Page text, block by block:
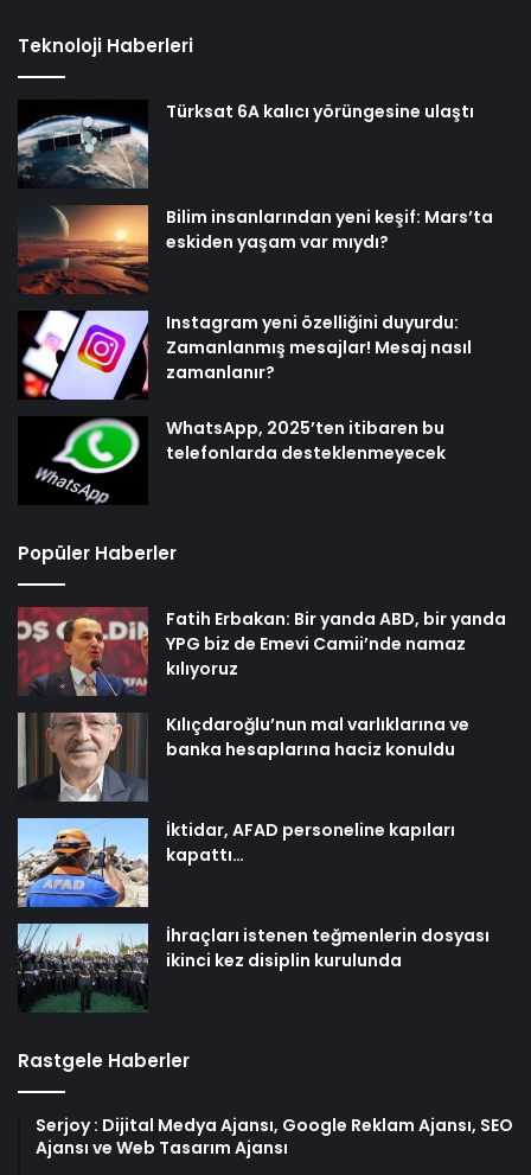
Teknoloji Haberleri
Türksat 6A kalıcı yörüngesine ulaştı
Bilim insanlarından yeni keşif: Mars’ta
eskiden yaşam var mıydı?
Instagram yeni özelliğini duyurdu:
Zamanlanmış mesajlar! Mesaj nasıl
zamanlanır?
WhatsApp, 2025’ten itibaren bu
telefonlarda desteklenmeyecek
Popüler Haberler
Fatih Erbakan: Bir yanda ABD, bir yanda
YPG biz de Emevi Camii’nde namaz
kılıyoruz
Kılıçdaroğlu’nun mal varlıklarına ve
banka hesaplarına haciz konuldu
İktidar, AFAD personeline kapıları
kapattı…
İhraçları istenen teğmenlerin dosyası
ikinci kez disiplin kurulunda
Rastgele Haberler
Serjoy : Dijital Medya Ajansı, Google Reklam Ajansı, SEO
Ajansı ve Web Tasarım Ajansı